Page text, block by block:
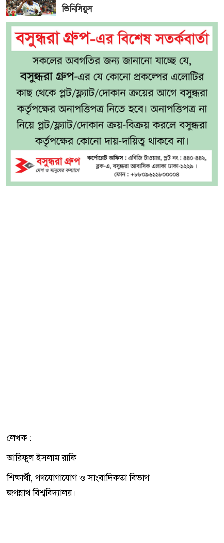
ভিনিসিয়ুস
লেখক :
আরিফুল ইসলাম রাফি
শিক্ষার্থী, গণযোগাযোগ ও সাংবাদিকতা বিভাগ
জগন্নাথ বিশ্ববিদ্যালয়।